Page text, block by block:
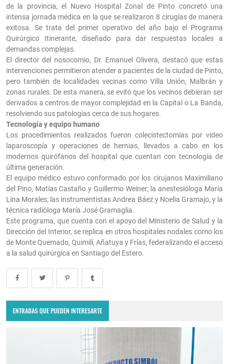
de la provincia, el Nuevo Hospital Zonal de Pinto concretó una
intensa jornada médica en la que se realizaron 8 cirugías de manera
exitosa. Se trata del primer operativo del año bajo el Programa
Quirúrgico Itinerante, diseñado para dar respuestas locales a
demandas complejas.
El director del nosocomio, Dr. Emanuel Olivera, destacó que estas
intervenciones permitieron atender a pacientes de la ciudad de Pinto,
pero también de localidades vecinas como Villa Unión, Malbrán y
zonas rurales. De esta manera, se evitó que los vecinos debieran ser
derivados a centros de mayor complejidad en la Capital o La Banda,
resolviendo sus patologías cerca de sus hogares.
Tecnología y equipo humano
Los procedimientos realizados fueron colecistectomías por video
laparoscopía y operaciones de hernias, llevados a cabo en los
modernos quirófanos del hospital que cuentan con tecnología de
última generación.
El equipo médico estuvo conformado por los cirujanos Maximiliano
del Pino, Matías Castaño y Guillermo Weiner; la anestesióloga María
Lina Morales; las instrumentistas Andrea Báez y Noelia Gramajo, y la
técnica radióloga María José Gramaglia.
Este programa, que cuenta con el apoyo del Ministerio de Salud y la
Dirección del Interior, se replica en otros hospitales nodales como los
de Monte Quemado, Quimilí, Añatuya y Frías, federalizando el acceso
a la salud quirúrgica en Santiago del Estero.
ENTRADAS QUE PUEDEN INTERESARTE